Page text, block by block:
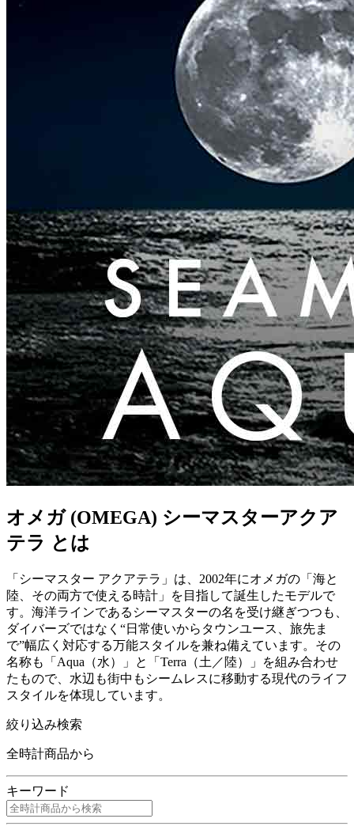
オメガ (OMEGA) シーマスターアクア
テラ とは
「シーマスター アクアテラ」は、2002年にオメガの「海と
陸、その両方で使える時計」を目指して誕生したモデルで
す。海洋ラインであるシーマスターの名を受け継ぎつつも、
ダイバーズではなく“日常使いからタウンユース、旅先ま
で”幅広く対応する万能スタイルを兼ね備えています。その
名称も「Aqua（水）」と「Terra（土／陸）」を組み合わせ
たもので、水辺も街中もシームレスに移動する現代のライフ
スタイルを体現しています。
絞り込み検索
全時計商品から
キーワード